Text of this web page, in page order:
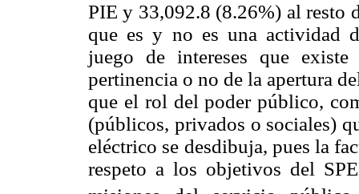
PIE y 33,092.8 (8.26%) al resto
que es y no es una actividad
juego de intereses que
pertinencia o no de la apertura
que el rol del poder público,
(públicos, privados o sociales)
eléctrico se desdibuja, pues la
respeto a los objetivos del